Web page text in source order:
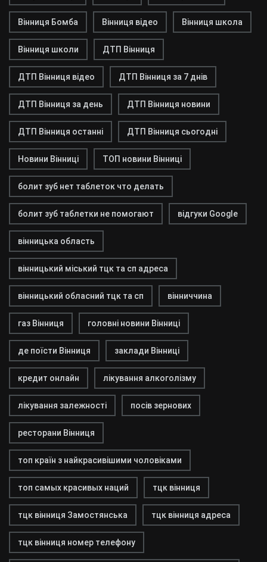
Вінниця Бомба Вінниця відео Вінниця школа
Вінниця школи ДТП Вінниця
ДТП Вінниця відео ДТП Вінниця за 7 днів
ДТП Вінниця за день ДТП Вінниця новини
ДТП Вінниця останні ДТП Вінниця сьогодні
Новини Вінниці ТОП новини Вінниці
болит зуб нет таблеток что делать
болит зуб таблетки не помогают відгуки Google
вінницька область
вінницький міський тцк та сп адреса
вінницький обласний тцк та сп вінниччина
газ Вінниця головні новини Вінниці
де поїсти Вінниця заклади Вінниці
кредит онлайн лікування алкоголізму
лікування залежності посів зернових
ресторани Вінниця
топ країн з найкрасивішими чоловіками
топ самых красивых наций тцк вінниця
тцк вінниця Замостянська тцк вінниця адреса
тцк вінниця номер телефону